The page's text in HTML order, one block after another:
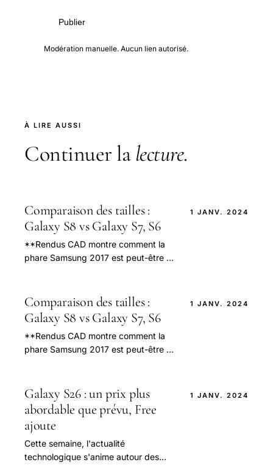
Publier
Modération manuelle. Aucun lien autorisé.
À LIRE AUSSI
Continuer la lecture.
Comparaison des tailles :
Galaxy S8 vs Galaxy S7, S6
**Rendus CAD montre comment la
phare Samsung 2017 est peut-être à
super-minces.
1 JANV. 2024
Comparaison des tailles :
Galaxy S8 vs Galaxy S7, S6
**Rendus CAD montre comment la
phare Samsung 2017 est peut-être à
super-minces.
1 JANV. 2024
Galaxy S26 : un prix plus
abordable que prévu, Free
ajoute
Cette semaine, l'actualité
technologique s'anime autour des
1 JANV. 2024